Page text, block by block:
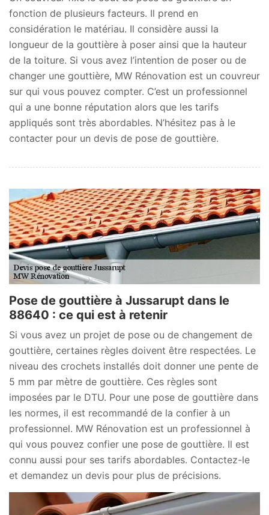
fonction de plusieurs facteurs. Il prend en
considération le matériau. Il considère aussi la
longueur de la gouttière à poser ainsi que la hauteur
de la toiture. Si vous avez l’intention de poser ou de
changer une gouttière, MW Rénovation est un couvreur
sur qui vous pouvez compter. C’est un professionnel
qui a une bonne réputation alors que les tarifs
appliqués sont très abordables. N’hésitez pas à le
contacter pour un devis de pose de gouttière.
Pose de gouttière à Jussarupt dans le
88640 : ce qui est à retenir
Si vous avez un projet de pose ou de changement de
gouttière, certaines règles doivent être respectées. Le
niveau des crochets installés doit donner une pente de
5 mm par mètre de gouttière. Ces règles sont
imposées par le DTU. Pour une pose de gouttière dans
les normes, il est recommandé de la confier à un
professionnel. MW Rénovation est un professionnel à
qui vous pouvez confier une pose de gouttière. Il est
connu aussi pour ses tarifs abordables. Contactez-le
et demandez un devis pour plus de précisions.